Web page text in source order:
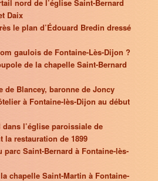
nord de l’église Saint-Bernard
Daix
le plan d’Édouard Bredin dressé
gaulois de Fontaine-Lès-Dijon ?
de la chapelle Saint-Bernard
de Blancey, baronne de Joncy
à Fontaine-lès-Dijon au début
dans l’église paroissiale de
la restauration de 1899
parc Saint-Bernard à Fontaine-lès-
chapelle Saint-Martin à Fontaine-